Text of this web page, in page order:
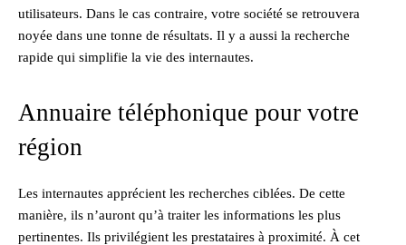
utilisateurs. Dans le cas contraire, votre société se retrouvera
noyée dans une tonne de résultats. Il y a aussi la recherche
rapide qui simplifie la vie des internautes.
Annuaire téléphonique pour votre
région
Les internautes apprécient les recherches ciblées. De cette
manière, ils n’auront qu’à traiter les informations les plus
pertinentes. Ils privilégient les prestataires à proximité. À cet